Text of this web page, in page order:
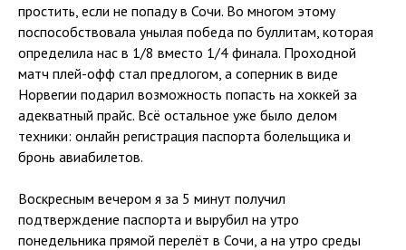
простить, если не попаду в Сочи. Во многом этому
поспособствовала унылая победа по буллитам, которая
определила нас в 1/8 вместо 1/4 финала. Проходной
матч плей-офф стал предлогом, а соперник в виде
Норвегии подарил возможность попасть на хоккей за
адекватный прайс. Всё остальное уже было делом
техники: онлайн регистрация паспорта болельщика и
бронь авиабилетов.
Воскресным вечером я за 5 минут получил
подтверждение паспорта и вырубил на утро
понедельника прямой перелёт в Сочи, а на утро среды